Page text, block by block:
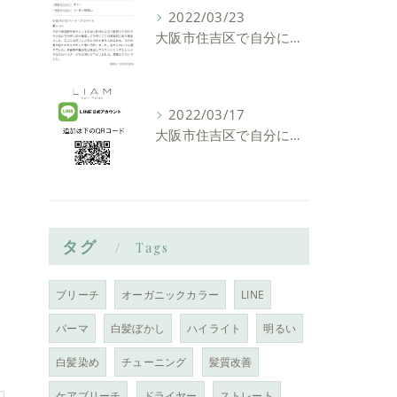
2022/03/23
大阪市住吉区で自分に似合う髪型を見つけれる美容室ーLIAM hair Relaxーリアムヘアーリラックス
2022/03/17
大阪市住吉区で自分に似合う髪型を見つけれる美容室ーLIAM hair Relaxーリアムヘアーリラックス
タグ Tags
ブリーチ オーガニックカラー LINE
パーマ 白髪ぼかし ハイライト 明るい
白髪染め チューニング 髪質改善